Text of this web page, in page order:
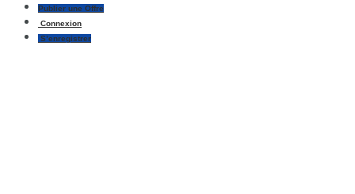
Publier une Offre
Connexion
S’enregistrer